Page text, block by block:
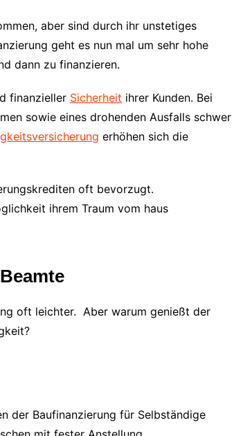
aber sind durch ihr unstetiges
geht es nun mal um sehr hohe
dann zu finanzieren.
finanzieller Sicherheit ihrer Kunden. Bei
sowie eines drohenden Ausfalls schwer
erhöhen sich die
oft bevorzugt.
ihrem Traum vom haus
oft leichter. Aber warum genießt der
der Baufinanzierung für Selbständige